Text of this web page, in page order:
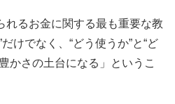
れるお金に関する最も重要な教
けでなく、“どう使うか”と“ど
かさの土台になる」というこ